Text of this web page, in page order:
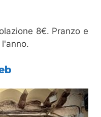
8€. Pranzo e